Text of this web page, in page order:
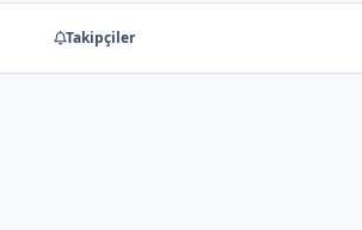
Takipçiler